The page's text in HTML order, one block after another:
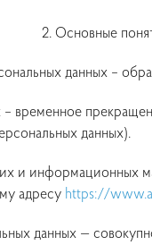
2. Основные
данных –
временное
данных).
и информационных
адресу https://
данных —